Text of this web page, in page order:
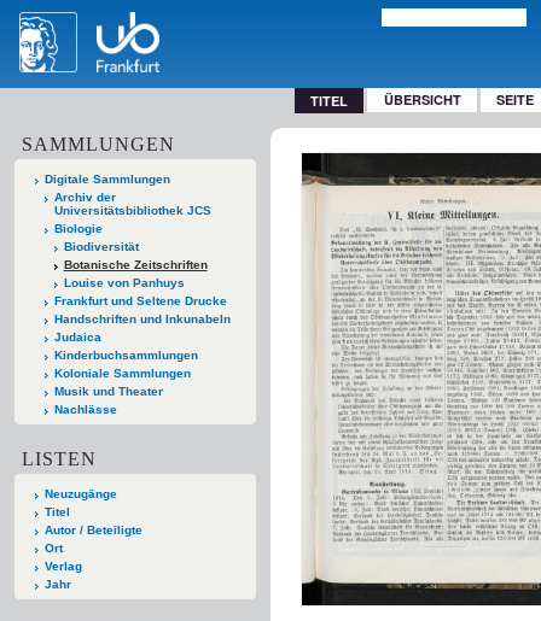
TITEL ÜBERSICHT SEITE
SAMMLUNGEN
Digitale Sammlungen
Archiv der
Universitätsbibliothek JCS
Biologie
Biodiversität
Botanische Zeitschriften
Louise von Panhuys
Frankfurt und Seltene Drucke
Handschriften und Inkunabeln
Judaica
Kinderbuchsammlungen
Koloniale Sammlungen
Musik und Theater
Nachlässe
LISTEN
Neuzugänge
Titel
Autor / Beteiligte
Ort
Verlag
Jahr